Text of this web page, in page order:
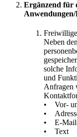
Ergänzend für
Neben
solche
und
Anfragen
• Vor-
•
• E-
• Text